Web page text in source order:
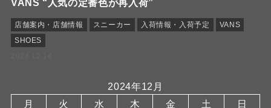
VANS “人気の定番色が再入荷”
店舗案内・店舗情報 スニーカー 入荷情報・入荷予定
VANS
SHOES
2024年12月
月
火 水 木 金 土
日